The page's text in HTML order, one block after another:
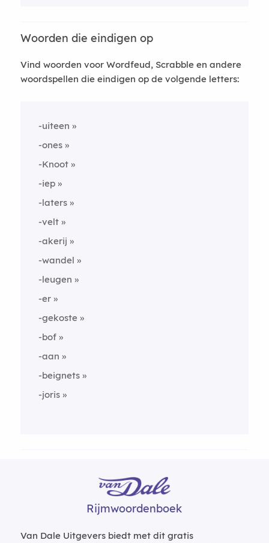
Woorden die eindigen op
Vind woorden voor Wordfeud, Scrabble en andere
woordspellen die eindigen op de volgende letters:
-uiteen
-ones
-Knoot
-iep
-laters
-velt
-akerij
-wandel
-leugen
-er
-gekoste
-bof
-aan
-beignets
-joris
Rijmwoordenboek
Van Dale Uitgevers biedt met dit gratis